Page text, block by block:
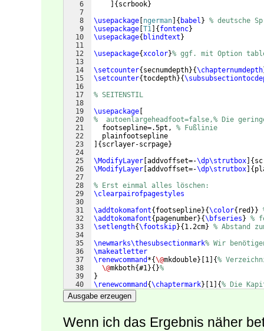
6
7
8
9
10
11
12
13
14
15
16
17
18
19
20
21
22
23
24
25
26
27
28
29
30
31
32
33
34
35
36
37
38
39
40
41
{ scrbook}
\usepackage ngerman { babel } % deutsche
\usepackage T1 { fontenc}
\usepackage{ blindtext }
\usepackage{xcolor}% ggf. mit Option
\setcounter{ secnumdepth}{\chapternumdepth
\setcounter{tocdepth}{
% SEITENSTIL
\usepackage
%  autoenlargeheadfoot=false,% Die
  footsepline=.5pt,
% Fußlinie
  plainfootsepline
{ scrlayer-scrpage}
\ModifyLayer addvoffset=-\dp\strutbox {
\ModifyLayer addvoffset=-\dp\strutbox {
% Erst einmal alles löschen:
\clearpairofpagestyles
\addtokomafont{ footsepline}{\color{ red }}
\addtokomafont{ pagenumber}{\bfseries } %
\setlength{\footskip}{ 1.2cm} % Abstand
\newmarks\thesubsectionmark% Wir
\makeatletter
\renewcommand *{\@mkdouble} 1 {%
\@mkboth{#1}{ }%
}
\renewcommand {\chaptermark} 1 {% Die
\@mkboth{
Ausgabe erzeugen
Wenn ich das Ergebnis näher